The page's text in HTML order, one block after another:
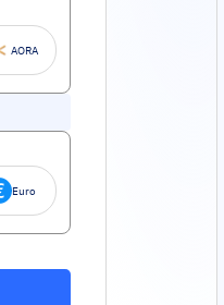
AORA
Euro